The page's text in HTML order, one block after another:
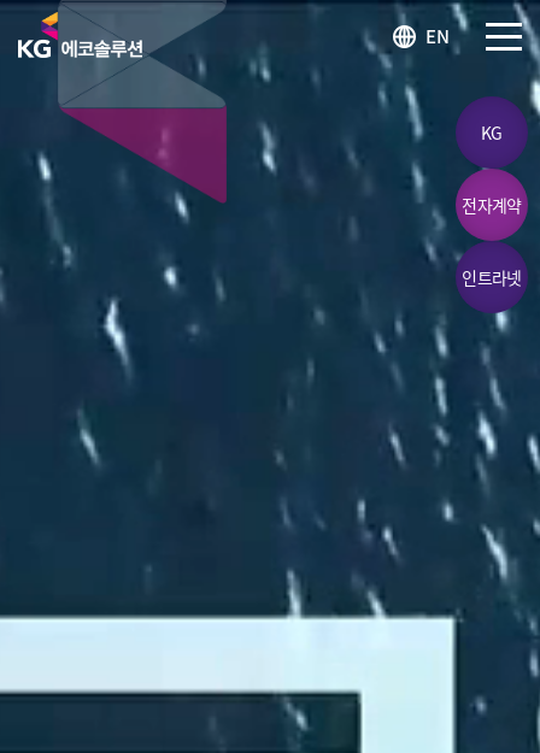
KG 에코솔루션 LOGO EN
KG
전자계약
인트라넷